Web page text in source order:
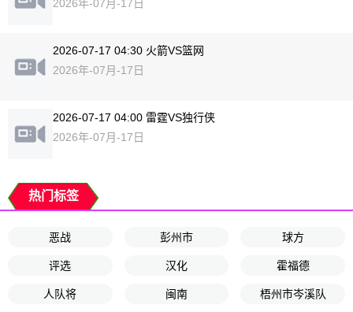
2026年-07月-17日
2026-07-17 04:30 火箭VS篮网
2026年-07月-17日
2026-07-17 04:00 雷霆VS独行侠
2026年-07月-17日
热门标签
恶战 彭州市 球方
评选 汉化 霍福德
人队将 闽南 梧州市岑溪队